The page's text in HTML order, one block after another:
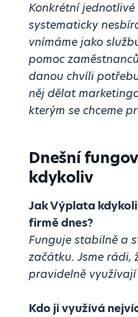
Konkrétní
systematicky
vnímáme jako
pomoc
danou chvíli
něj dělat
kterým se chceme
Dnešní
kdykoliv
Jak Výplata
firmě dnes?
Funguje stabilně a
začátku. Jsme rádi,
pravidelně využívají
Kdo ji využívá